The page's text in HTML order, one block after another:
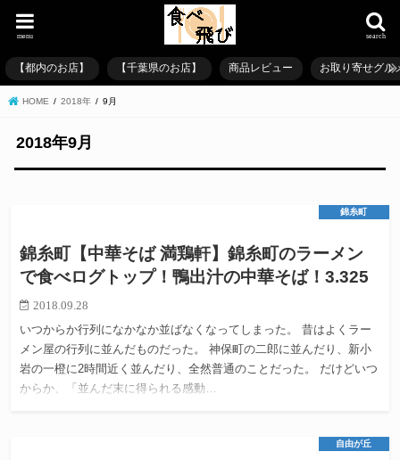
search
menu
【都内のお店】 【千葉県のお店】 商品レビュー お取り寄せグル
HOME 2018年 9月
2018年9月
錦糸町
錦糸町【中華そば 満鶏軒】錦糸町のラーメン
で食べログトップ！鴨出汁の中華そば！3.325
2018.09.28
いつからか行列になかなか並ばなくなってしまった。 昔はよくラー
メン屋の行列に並んだものだった。 神保町の二郎に並んだり、新小
岩の一橙に2時間近く並んだり、全然普通のことだった。 だけどいつ
からか、「並んだ末に得られる感動…
自由が丘